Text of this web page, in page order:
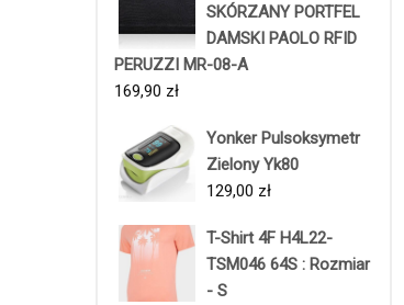
SKÓRZANY PORTFEL
DAMSKI PAOLO RFID
PERUZZI MR-08-A
169,90 zł
Yonker Pulsoksymetr
Zielony Yk80
129,00 zł
T-Shirt 4F H4L22-
TSM046 64S : Rozmiar
- S